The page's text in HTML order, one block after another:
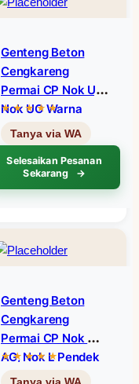
Genteng Beton
Cengkareng
Permai CP Nok U,
Nok UG Warna
Coklat C12
Selesaikan Pesanan
Sekarang
Genteng Beton
Cengkareng
Permai CP Nok A,
AG, Nok L Pendek
Warna Abu-Abu